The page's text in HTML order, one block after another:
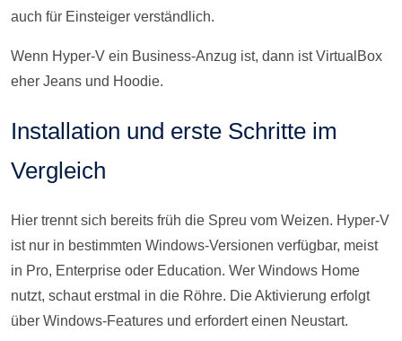
auch für Einsteiger verständlich.
Wenn Hyper-V ein Business-Anzug ist, dann ist VirtualBox
eher Jeans und Hoodie.
Installation und erste Schritte im
Vergleich
Hier trennt sich bereits früh die Spreu vom Weizen. Hyper-V
ist nur in bestimmten Windows-Versionen verfügbar, meist
in Pro, Enterprise oder Education. Wer Windows Home
nutzt, schaut erstmal in die Röhre. Die Aktivierung erfolgt
über Windows-Features und erfordert einen Neustart.